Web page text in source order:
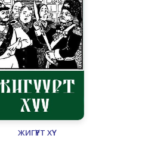
ЖИГҮҮРТ ХҮҮ